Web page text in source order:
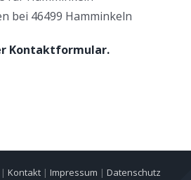
Kontaktformular.
Kontakt | Impressum | Datenschutz